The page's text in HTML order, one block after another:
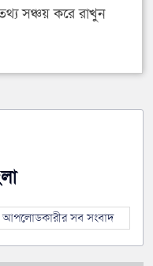
সঞ্চয় করে রাখুন
আপলোডকারীর সব সংবাদ